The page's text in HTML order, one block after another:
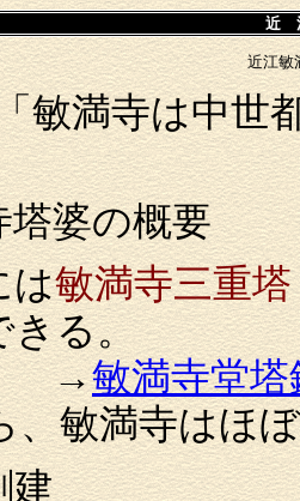
近
近江敏
敏満寺は中世
塔婆の概要
は敏満寺三重塔
きる。
敏満寺堂
、敏満寺はほ
建